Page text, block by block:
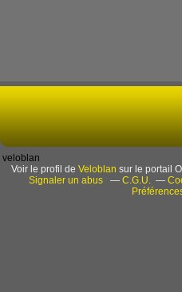
veloblan
Voir le profil deVeloblan sur le portail
Signaler un abus
C.G.U.